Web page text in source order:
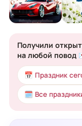
Получили
на любой повод
📅 Праздник
🗓 Все